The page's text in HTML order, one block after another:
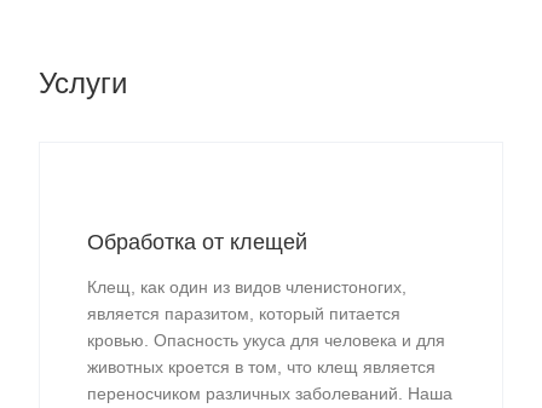
Услуги
Обработка от клещей
Клещ, как один из видов членистоногих,
является паразитом, который питается
кровью. Опасность укуса для человека и для
животных кроется в том, что клещ является
переносчиком различных заболеваний. Наша